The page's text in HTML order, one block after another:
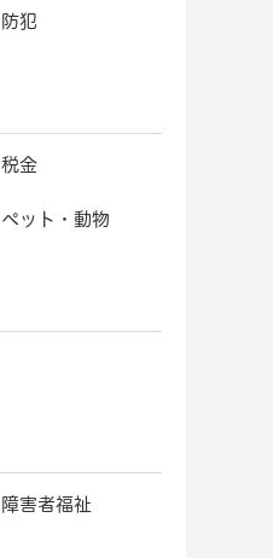
防犯
税金
ペット・動物
障害者福祉